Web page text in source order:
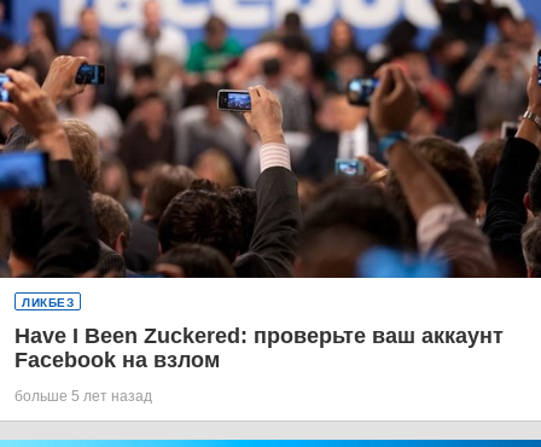
ЛИКБЕЗ
Have I Been Zuckered: проверьте ваш аккаунт
Facebook на взлом
больше 5 лет назад